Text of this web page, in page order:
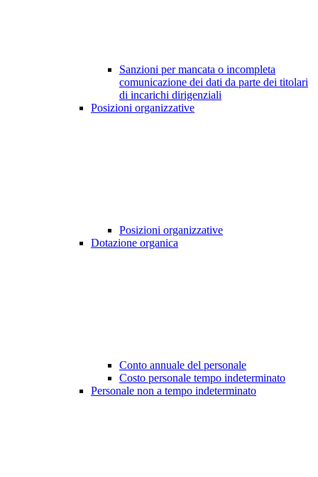
Sanzioni per mancata o incompleta
comunicazione dei dati da parte dei titolari
di incarichi dirigenziali
Posizioni organizzative
Posizioni organizzative
Dotazione organica
Conto annuale del personale
Costo personale tempo indeterminato
Personale non a tempo indeterminato